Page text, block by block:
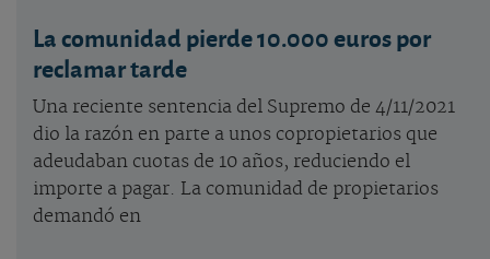
La comunidad pierde 10.000 euros por
reclamar tarde
Una reciente sentencia del Supremo de 4/11/2021
dio la razón en parte a unos copropietarios que
adeudaban cuotas de 10 años, reduciendo el
importe a pagar. La comunidad de propietarios
demandó en